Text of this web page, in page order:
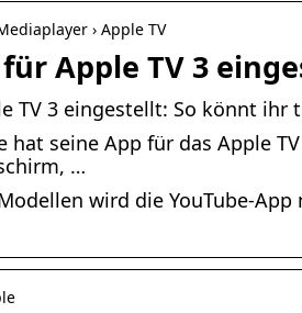
› Apple TV
für Apple TV 3
TV 3 eingestellt: So könnt ihr
hat seine App für das Apple
…
wird die YouTube-